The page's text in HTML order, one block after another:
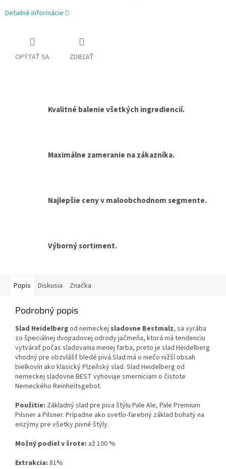
Detailné informácie
OPÝTAŤ SA ZDIEĽAŤ
Kvalitné balenie všetkých ingrediencií.
Maximálne zameranie na zákazníka.
Najlepšie ceny v maloobchodnom segmente.
Výborný sortiment.
Popis Diskusia Značka
Podrobný popis
Slad Heidelbergod nemeckej sladovne Bestmalz, sa vyrába
zo špeciálnej dvojradovej odrody jačmeňa, ktorá má tendenciu
vytvárať počas sladovania menej farba, preto je slad Heidelberg
vhodný pre obzvlášť bledé pivá.Slad má o niečo nižší obsah
bielkovín ako klasický Plzeňský slad. Slad Heidelberg od
nemeckej sladovne BEST vyhovuje smerniciam o čistote
Nemeckého Reinheitsgebot.
Použitie: Základný slad pre piva štýlu Pale Ale, Pale Premium
Pilsner a Pilsner. Prípadne ako svetlo-farebný základ bohatý na
enzýmy pre všetky pivné štýly.
Možný podiel v šrote: až 100 %
Extrakcia: 81%